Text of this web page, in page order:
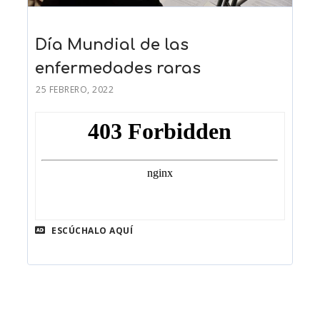
Día Mundial de las
enfermedades raras
25 FEBRERO, 2022
ESCÚCHALO AQUÍ